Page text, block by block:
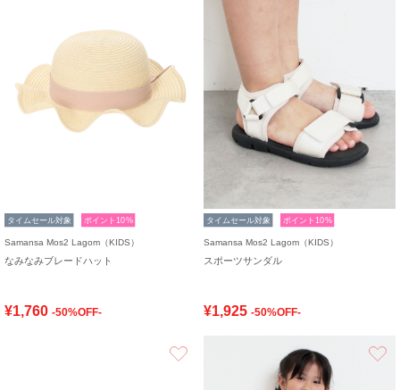
タイムセール対象 ポイント10%
Samansa Mos2 Lagom（KIDS）
なみなみブレードハット
¥1,760 -50%OFF-
タイムセール対象 ポイント10%
Samansa Mos2 Lagom（KIDS）
スポーツサンダル
¥1,925 -50%OFF-